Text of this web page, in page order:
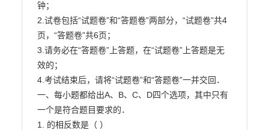
钟；
2.试卷包括“试题卷”和“答题卷”两部分，“试题卷”共4
页，“答题卷”共6页；
3.请务必在“答题卷”上答题，在“试题卷”上答题是无
效的；
4.考试结束后，请将“试题卷”和“答题卷”一并交回．
一、每小题都给出A、B、C、D四个选项，其中只有
一个是符合题目要求的．
1. 的相反数是（ ）